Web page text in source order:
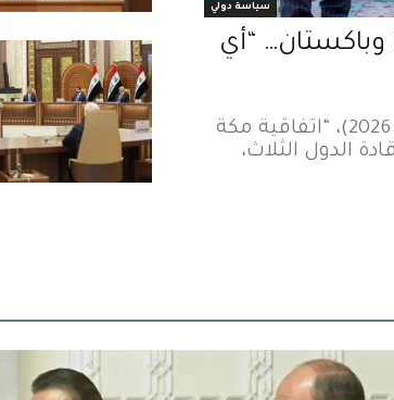
سياسة دولي
“أي
وقعت السعودية وتركيا وباكستان، اليوم الجمعة، (7 آب 2026)، “اتفاقية مكة
الدول الثلاث،